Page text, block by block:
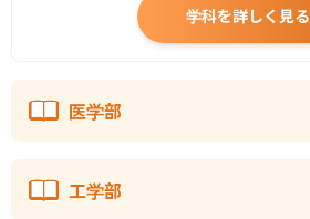
学科を詳しく見る
医学部
工学部